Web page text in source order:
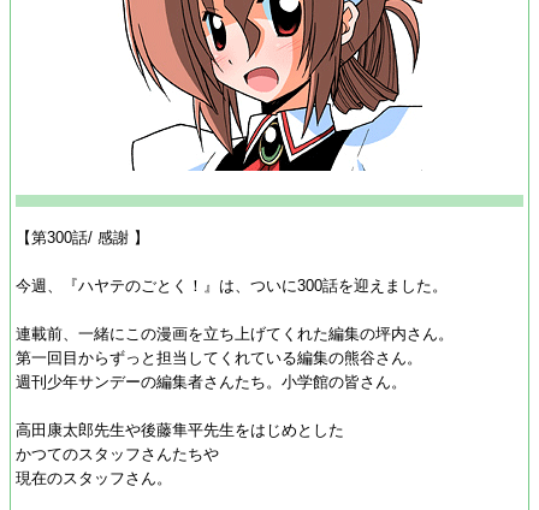
【第300話/ 感謝 】
今週、『ハヤテのごとく！』は、ついに300話を迎えました。
連載前、一緒にこの漫画を立ち上げてくれた編集の坪内さん。
第一回目からずっと担当してくれている編集の熊谷さん。
週刊少年サンデーの編集者さんたち。小学館の皆さん。
高田康太郎先生や後藤隼平先生をはじめとした
かつてのスタッフさんたちや
現在のスタッフさん。